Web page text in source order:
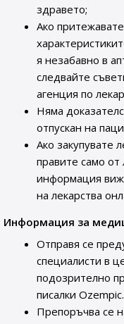
здравето;
Ако
я незабавно в
следвайте
агенция по
Няма
отпускан на
Ако закупувате
правите само от
информация
на лекарства
Информация за
Отправя се
специалисти в
подозрително
писалки
Препоръчва се